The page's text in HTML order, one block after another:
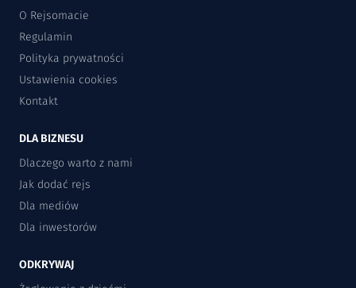
O Rejsomacie
Regulamin
Polityka prywatności
Ustawienia cookies
Kontakt
DLA BIZNESU
Dlaczego warto z nami
Jak dodać rejs
Dla mediów
Dla inwestorów
ODKRYWAJ